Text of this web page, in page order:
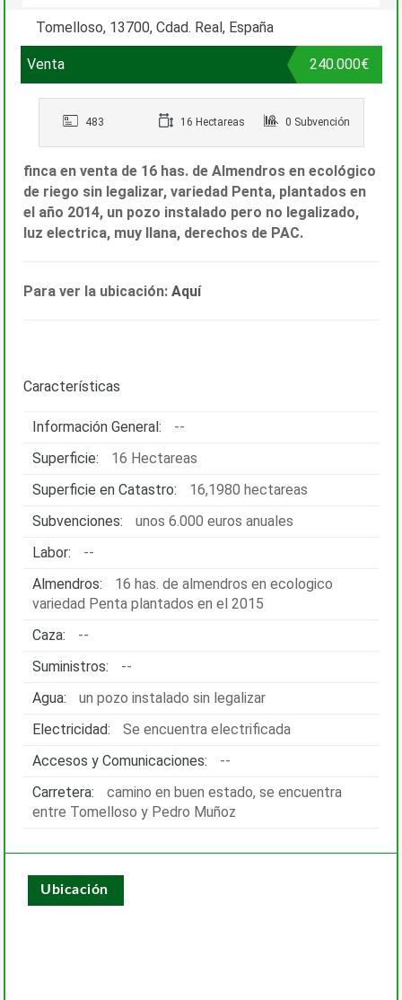
Tomelloso, 13700, Cdad. Real, España
Venta 240.000€
483 16 Hectareas 0 Subvención
finca en venta de 16 has. de Almendros en ecológico
de riego sin legalizar, variedad Penta, plantados en
el año 2014, un pozo instalado pero no legalizado,
luz electrica, muy llana, derechos de PAC.
Para ver la ubicación: Aquí
Características
Información General:
--
Superficie:
16 Hectareas
Superficie en Catastro:
16,1980 hectareas
Subvenciones:
unos 6.000 euros anuales
Labor:
--
Almendros:
16 has. de almendros en ecologico
variedad Penta plantados en el 2015
Caza:
--
Suministros:
--
Agua:
un pozo instalado sin legalizar
Electricidad:
Se encuentra electrificada
Accesos y Comunicaciones:
--
Carretera:
camino en buen estado, se encuentra
entre Tomelloso y Pedro Muñoz
Ubicación